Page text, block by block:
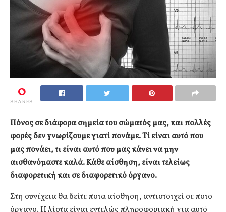
0
SHARES
Πόνος σε διάφορα σημεία του σώματός μας, και πολλές
φορές δεν γνωρίζουμε γιατί πονάμε. Τί είναι αυτό που
μας πονάει, τι είναι αυτό που μας κάνει να μην
αισθανόμαστε καλά. Κάθε αίσθηση, είναι τελείως
διαφορετική και σε διαφορετικό όργανο.
Στη συνέχεια θα δείτε ποια αίσθηση, αντιστοιχεί σε ποιο